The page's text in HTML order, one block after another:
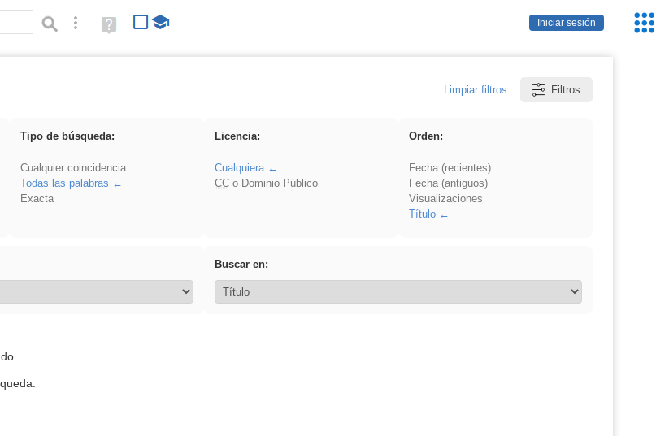
Iniciar sesión
Búsqueda avanzada
Ayuda
(en
Limpiar filtros Filtros
Tipo de búsqueda:
Cualquier coincidencia
Todas las palabras
Exacta
Licencia:
Cualquiera
CCo Dominio Público
Orden:
Fecha (recientes)
Fecha (antiguos)
Visualizaciones
Título
Buscar en: